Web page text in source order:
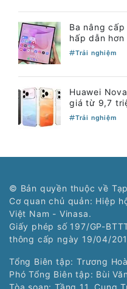
Ba nâng
hấp dẫn hơn
Trải nghiệm
Huawei
giá từ 9,7
Trải nghiệm
© Bản quyền thuộc về
Cơ quan chủ quản: Hiệp
Việt Nam - Vinasa.
Giấy phép số 197/GP-
thông cấp ngày 19/04/
Tổng Biên tập: Trương
Phó Tổng Biên tập: Bùi